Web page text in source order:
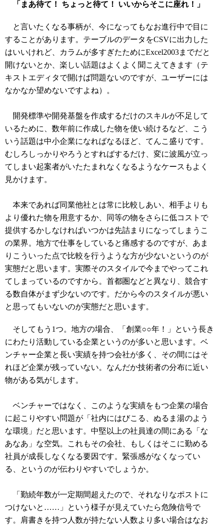
「まあ待て！ ちょっと待て！ いいからそこに座れ！」
と言いたくなる事柄が、今になってもなお進行中で目に
することがあります。テーブルのデータをCSVに出力した
はいいけれど、カラムが多すぎたためにExcel2003までだと
開けないとか、楽しい話題はよくよく聞こえてきます（テ
キストエディタで開けば問題ないのですが、ユーザーには
なかなか望めないですよね）。
開発標準や開発基盤を作成するだけのスキルが不足して
いるために、数年前に作成した物を使い続けるなど、こう
いう話題は中小企業になればなるほど、てんこ盛りです。
むしろしっかりやろうとすればするだけ、変に波風が立っ
てしまい起案者がいたたまれなくなるようなケースもよく
見かけます。
本来であれば同業他社とは常に比較しあい、相手よりも
より優れた物を用意するか、同等の物をさらに低コストで
提供するかしなければいつかは先詰まりになってしまうこ
の業界。地方で仕事をしていると痛感するのですが、あま
りこういった点で比較を行うような方が少ないというのが
実態だと思います。実際そのスタイルで今までやってこれ
てしまっているのですから。首都圏などと異なり、競合す
る数自体がまず少ないのです。だから今のスタイルが悪い
と思ってもいないのが実態だと思います。
そしてもう1つ。地方の場合、「創業○○年！」という長き
にわたり活動している企業というのが多いと思います。ベ
ンチャー企業と長い実績を持つ会社が多く、その間にはそ
れほど企業が残っていない。なんだか技術者の分布に近い
物がある気がします。
ベンチャーではなく、このような実績をもつ企業の場合
に起こりやすい問題が「社内にはびこる、ぬるま湯のよう
な環境」だと思います。中堅以上の社員達の間にある「な
あなあ」な空気。これもその会社、もしくはそこに勤める
社員が成長しなくなる要因です。緊張感がなくなってい
る、というのが伝わりやすいでしょうか。
「勤続年数が一定期間超えたので、それなりなポストに
つけないと……」という様子が見えていたら危険信号で
す。肩書きを持つ人数が持たない人数より多い場合はなお